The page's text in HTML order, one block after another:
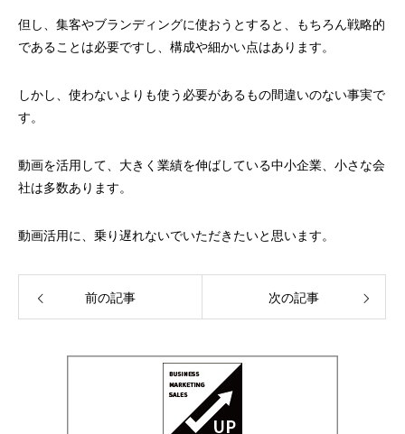
但し、集客やブランディングに使おうとすると、もちろん戦略的
であることは必要ですし、構成や細かい点はあります。
しかし、使わないよりも使う必要があるもの間違いのない事実で
す。
動画を活用して、大きく業績を伸ばしている中小企業、小さな会
社は多数あります。
動画活用に、乗り遅れないでいただきたいと思います。
前の記事 次の記事